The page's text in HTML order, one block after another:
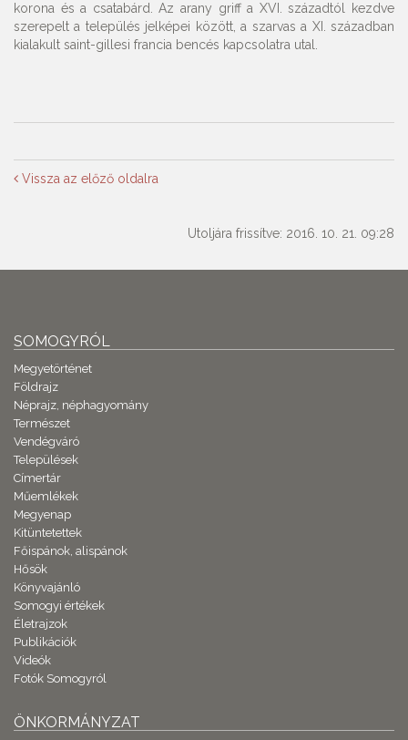
korona és a csatabárd. Az arany griff a XVI. századtól kezdve
szerepelt a település jelképei között, a szarvas a XI. században
kialakult saint-gillesi francia bencés kapcsolatra utal.
Vissza az előző oldalra
Utoljára frissítve: 2016. 10. 21. 09:28
SOMOGYRÓL
Megyetörténet
Földrajz
Néprajz, néphagyomány
Természet
Vendégváró
Települések
Címertár
Műemlékek
Megyenap
Kitüntetettek
Főispánok, alispánok
Hősök
Könyvajánló
Somogyi értékek
Életrajzok
Publikációk
Videók
Fotók Somogyról
ÖNKORMÁNYZAT